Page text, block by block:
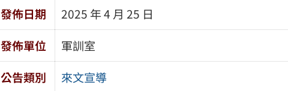
發佈日期
2025 年 4 月 25 日
發佈單位
軍訓室
公告類別
來文宣導